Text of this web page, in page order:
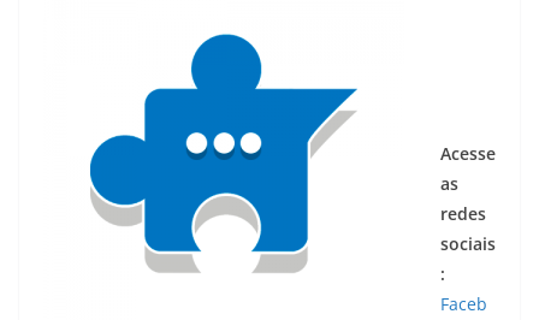
Acesse
as
redes
sociais
:
Faceb